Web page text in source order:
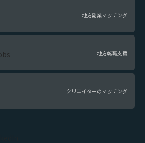
地方副業マッチング
地方転職支援
クリエイターのマッチング